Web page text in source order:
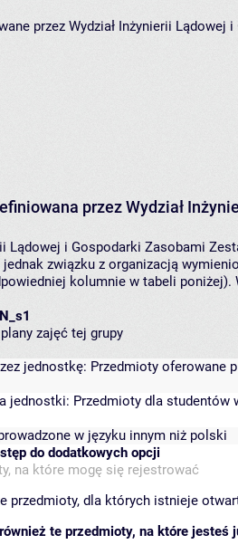
przez Wydział Inżynierii Lądowej
przez Wydział
Lądowej i Gospodarki Zasobami
związku z organizacją
kolumnie w tabeli
zajęć tej grupy
jednostkę: Przedmioty oferowane
jednostki: Przedmioty dla studentów
w języku innym niż polski
do dodatkowych opcji
na które mogę się rejestrować
przedmioty, dla których istnieje
te przedmioty, na które jesteś